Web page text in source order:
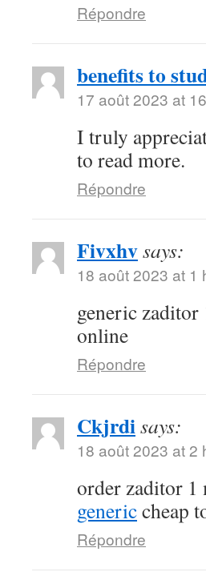
Répondre
benefits to
17 août 2023 at
I truly
to read more.
Répondre
Fivxhvsays:
18 août 2023 at 1
generic zaditor
online
Répondre
Ckjrdisays:
18 août 2023 at 2
order zaditor 1
genericcheap
Répondre